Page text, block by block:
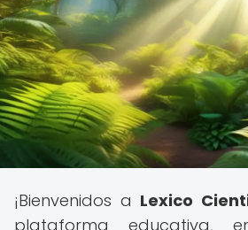
¡Bienvenidos a Lexico
plataforma educativa,